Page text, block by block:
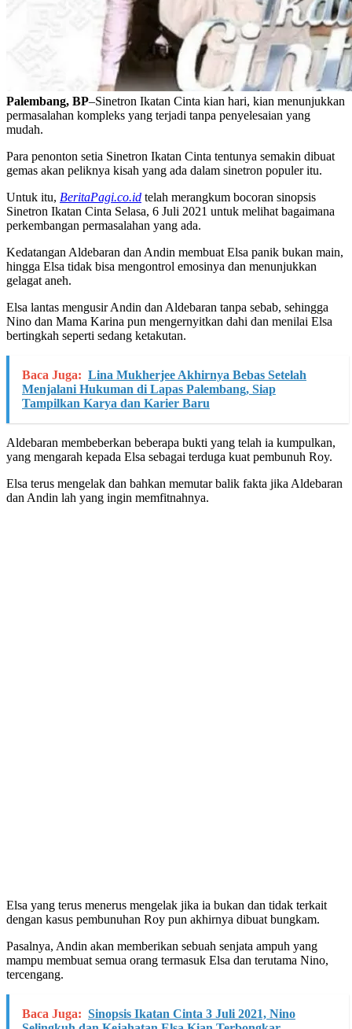
Palembang, BP–Sinetron Ikatan Cinta kian hari, kian menunjukkan
permasalahan kompleks yang terjadi tanpa penyelesaian yang
mudah.
Para penonton setia Sinetron Ikatan Cinta tentunya semakin dibuat
gemas akan peliknya kisah yang ada dalam sinetron populer itu.
Untuk itu, BeritaPagi.co.id telah merangkum bocoran sinopsis
Sinetron Ikatan Cinta Selasa, 6 Juli 2021 untuk melihat bagaimana
perkembangan permasalahan yang ada.
Kedatangan Aldebaran dan Andin membuat Elsa panik bukan main,
hingga Elsa tidak bisa mengontrol emosinya dan menunjukkan
gelagat aneh.
Elsa lantas mengusir Andin dan Aldebaran tanpa sebab, sehingga
Nino dan Mama Karina pun mengernyitkan dahi dan menilai Elsa
bertingkah seperti sedang ketakutan.
Baca Juga: Lina Mukherjee Akhirnya Bebas Setelah
Menjalani Hukuman di Lapas Palembang, Siap
Tampilkan Karya dan Karier Baru
Aldebaran membeberkan beberapa bukti yang telah ia kumpulkan,
yang mengarah kepada Elsa sebagai terduga kuat pembunuh Roy.
Elsa terus mengelak dan bahkan memutar balik fakta jika Aldebaran
dan Andin lah yang ingin memfitnahnya.
Elsa yang terus menerus mengelak jika ia bukan dan tidak terkait
dengan kasus pembunuhan Roy pun akhirnya dibuat bungkam.
Pasalnya, Andin akan memberikan sebuah senjata ampuh yang
mampu membuat semua orang termasuk Elsa dan terutama Nino,
tercengang.
Baca Juga: Sinopsis Ikatan Cinta 3 Juli 2021, Nino